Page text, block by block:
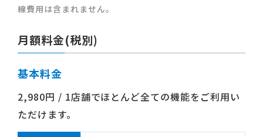
線費用は含まれません。
月額料金(税別)
基本料金
2,980円 / 1店舗でほとんど全ての機能をご利用い
ただけます。